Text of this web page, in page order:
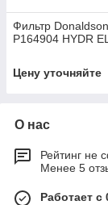
Фильтр Donaldson
P164904 HYDR
Цену уточняйте
О нас
Рейтинг не
Менее 5
Работает с